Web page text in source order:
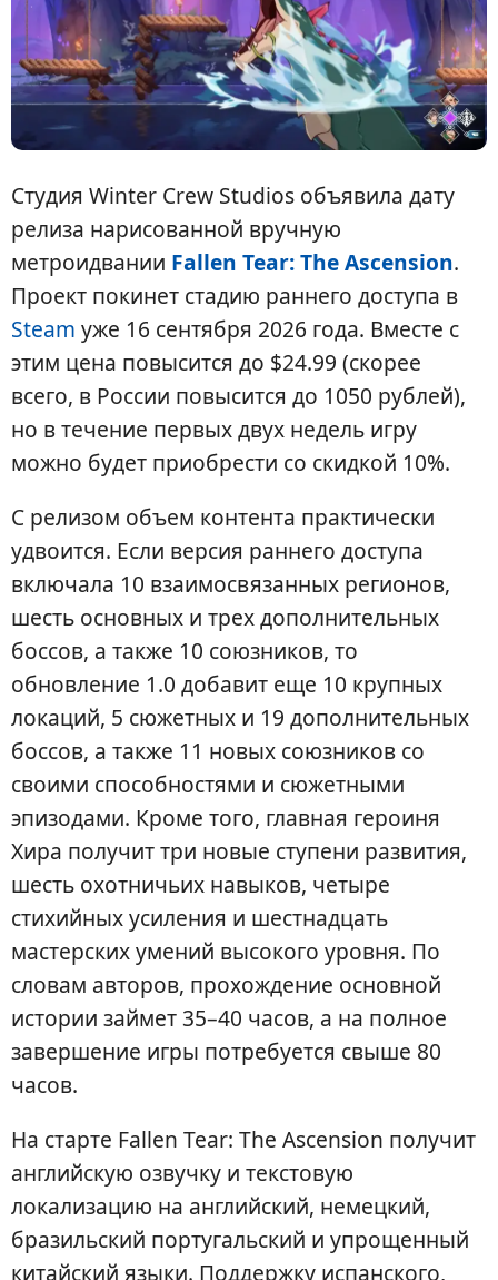
Студия Winter Crew Studios объявила дату
релиза нарисованной вручную
метроидвании Fallen Tear: The Ascension.
Проект покинет стадию раннего доступа в
Steam уже 16 сентября 2026 года. Вместе с
этим цена повысится до $24.99 (скорее
всего, в России повысится до 1050 рублей),
но в течение первых двух недель игру
можно будет приобрести со скидкой 10%.
С релизом объем контента практически
удвоится. Если версия раннего доступа
включала 10 взаимосвязанных регионов,
шесть основных и трех дополнительных
боссов, а также 10 союзников, то
обновление 1.0 добавит еще 10 крупных
локаций, 5 сюжетных и 19 дополнительных
боссов, а также 11 новых союзников со
своими способностями и сюжетными
эпизодами. Кроме того, главная героиня
Хира получит три новые ступени развития,
шесть охотничьих навыков, четыре
стихийных усиления и шестнадцать
мастерских умений высокого уровня. По
словам авторов, прохождение основной
истории займет 35–40 часов, а на полное
завершение игры потребуется свыше 80
часов.
На старте Fallen Tear: The Ascension получит
английскую озвучку и текстовую
локализацию на английский, немецкий,
бразильский португальский и упрощенный
китайский языки. Поддержку испанского,